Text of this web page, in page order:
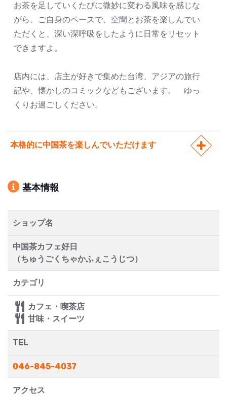
お茶を足していくたびに微妙に変わる風味を感じな
がら、ご自身のペースで、空間とお茶を楽しんでい
ただくと、深い深呼吸をしたように日常をリセット
できますよ。
店内には、店主が好きで集めた台湾、アジアの旅行
記や、懐かしのコミックなどもございます。 ゆっ
くりお過ごしください。
本格的に中国茶を楽しんでいただけます
基本情報
ショップ名
中国茶カフェ好日
（ちゅうごくちゃかふぇこうじつ）
カテゴリ
カフェ・喫茶店
甘味・スイーツ
TEL
046-845-4037
アクセス